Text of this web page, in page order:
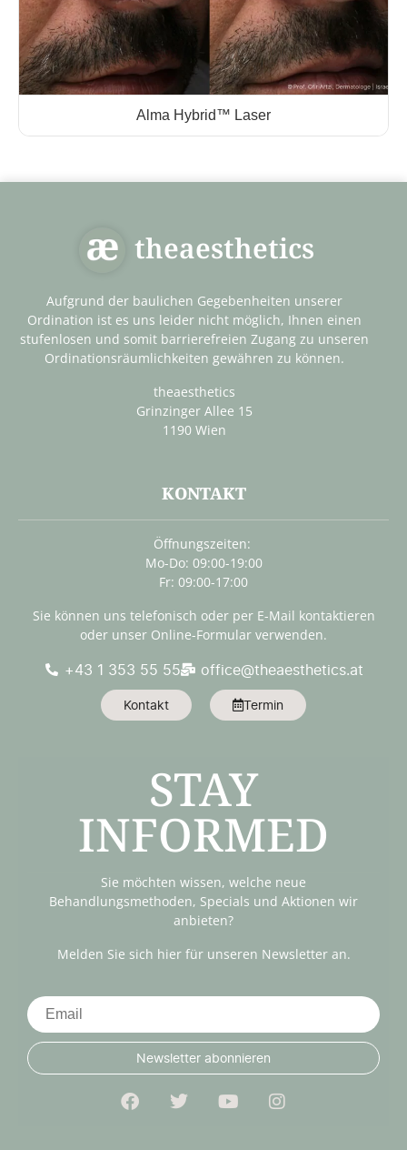
Alma Hybrid™ Laser
theaesthetics
Aufgrund der baulichen Gegebenheiten unserer
Ordination ist es uns leider nicht möglich, Ihnen einen
stufenlosen und somit barrierefreien Zugang zu unseren
Ordinationsräumlichkeiten gewähren zu können.
theaesthetics
Grinzinger Allee 15
1190 Wien
KONTAKT
Öffnungszeiten:
Mo-Do: 09:00-19:00
Fr: 09:00-17:00
Sie können uns telefonisch oder per E-Mail kontaktieren
oder unser Online-Formular verwenden.
+43 1 353 55 55 office@theaesthetics.at
Kontakt Termin
STAY
INFORMED
Sie möchten wissen, welche neue
Behandlungsmethoden, Specials und Aktionen wir
anbieten?
Melden Sie sich hier für unseren Newsletter an.
Newsletter abonnieren